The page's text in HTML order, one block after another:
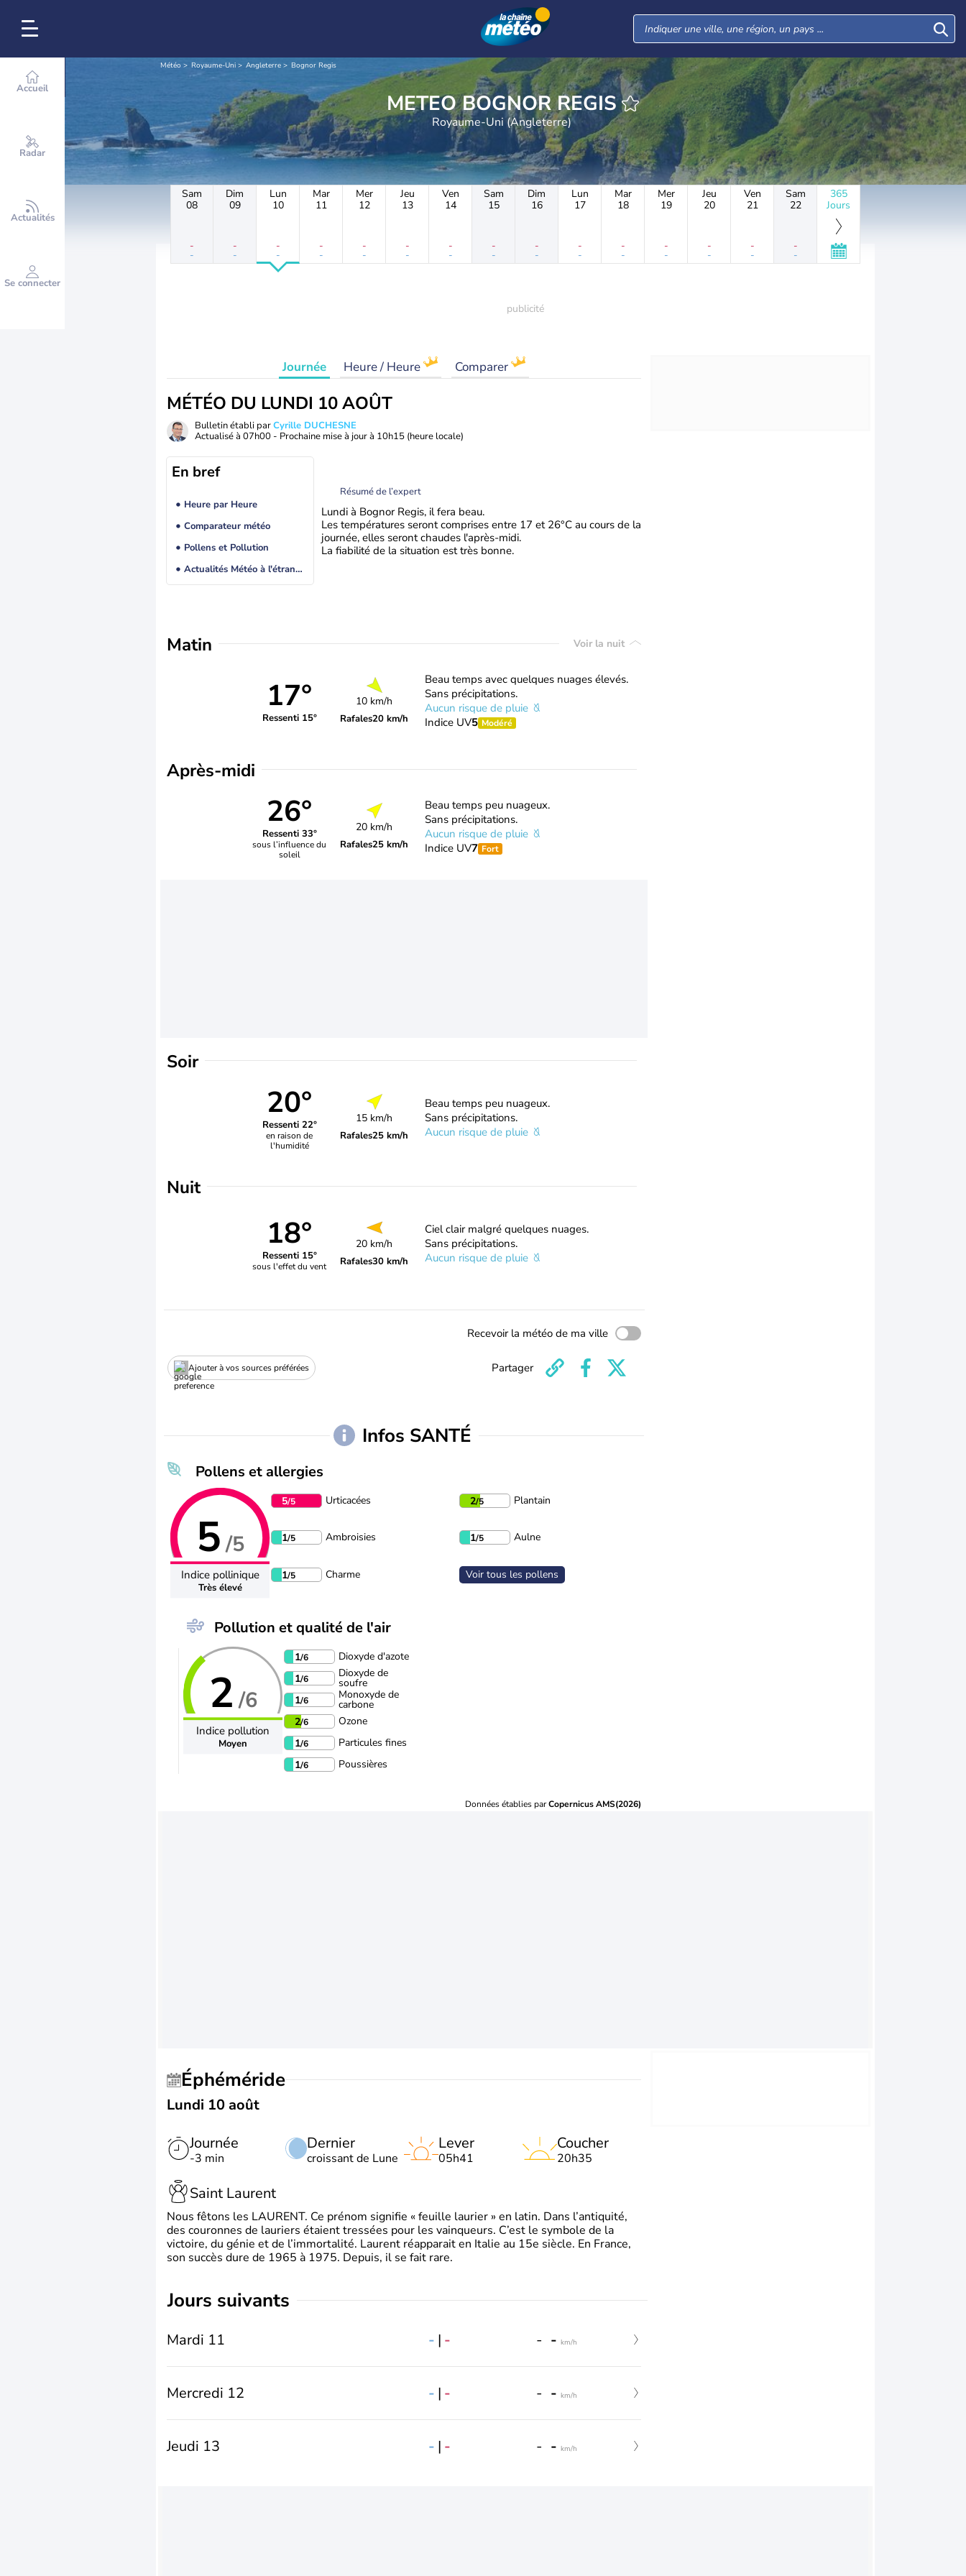
Accueil
Radar
Actualités
Se connecter
Météo Royaume-Uni Angleterre Bognor Regis
METEO BOGNOR REGIS
Royaume-Uni (Angleterre)
Sam
08
-
-
Dim
09
-
-
Lun
10
-
-
Mar
11
-
-
Mer
12
-
-
Jeu
13
-
-
Ven
14
-
-
Sam
15
-
-
Dim
16
-
-
Lun
17
-
-
Mar
18
-
-
Mer
19
-
-
Jeu
20
-
-
Ven
21
-
-
Sam
22
-
-
365
Jours
Journée Heure / Heure Comparer
MÉTÉO DU LUNDI 10 AOÛT
Bulletin établi parCyrille DUCHESNE
Actualisé à 07h00 - Prochaine mise à jour à 10h15 (heure locale)
En bref
Heure par Heure
Comparateur météo
Pollens et Pollution
Actualités Météo à l'étranger
Résumé de l’expert
Lundi à Bognor Regis, il fera beau.
Les températures seront comprises entre 17 et 26°C au cours de la
journée, elles seront chaudes l'après-midi.
La fiabilité de la situation est très bonne.
Matin Voir la nuit
17°
Ressenti 15°
10 km/h
Rafales20 km/h
Beau temps avec quelques nuages élevés.
Sans précipitations.
Aucun risque de pluie
Indice UV5 Modéré
Après-midi
26°
Ressenti 33°
sous l’influence du
soleil
20 km/h
Rafales25 km/h
Beau temps peu nuageux.
Sans précipitations.
Aucun risque de pluie
Indice UV7 Fort
Soir
20°
Ressenti 22°
en raison de
l'humidité
15 km/h
Rafales25 km/h
Beau temps peu nuageux.
Sans précipitations.
Aucun risque de pluie
Nuit
18°
Ressenti 15°
sous l'effet du vent
20 km/h
Rafales30 km/h
Ciel clair malgré quelques nuages.
Sans précipitations.
Aucun risque de pluie
Recevoir la météo de ma ville
Ajouter à vos sources préférées Partager
Infos SANTÉ
Pollens et allergies
5/5
Indice pollinique
Très élevé
5/5 Urticacées 2/5 Plantain
1/5 Ambroisies 1/5 Aulne
1/5 Charme Voir tous les pollens
Pollution et qualité de l'air
2 /6
Indice pollution
Moyen
1/6
Dioxyde d'azote
1/6 Dioxyde de
soufre
1/6 Monoxyde de
carbone
2/6
Ozone
1/6
Particules fines
1/6 Poussières
Données établies parCopernicus AMS(2026)
Éphéméride
Lundi 10 août
Journée
-3 min
Dernier
croissant de Lune
Lever
05h41
Coucher
20h35
Saint Laurent
Nous fêtons les LAURENT. Ce prénom signifie « feuille laurier » en latin. Dans l’antiquité,
des couronnes de lauriers étaient tressées pour les vainqueurs. C’est le symbole de la
victoire, du génie et de l’immortalité. Laurent réapparait en Italie au 15e siècle. En France,
son succès dure de 1965 à 1975. Depuis, il se fait rare.
jours suivants
Mardi 11 - | - - - km/h
Mercredi 12 - | - - - km/h
Jeudi 13 - | - - - km/h